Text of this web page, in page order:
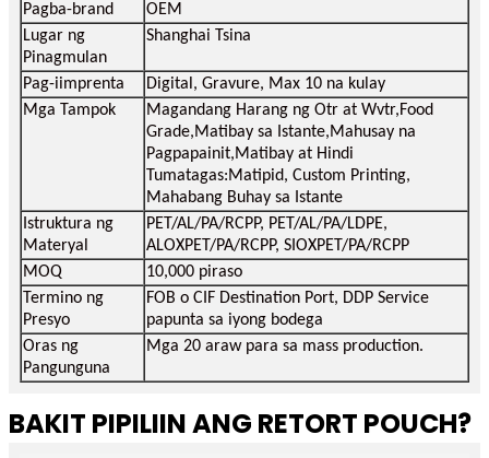
Pagba-brand
OEM
Lugar ng
Pinagmulan
Shanghai Tsina
Pag-iimprenta
Digital, Gravure, Max 10 na kulay
Mga Tampok
Magandang Harang ng Otr at Wvtr,Food
Grade,Matibay sa Istante,Mahusay na
Pagpapainit,Matibay at Hindi
Tumatagas:Matipid, Custom Printing,
Mahabang Buhay sa Istante
Istruktura ng
Materyal
PET/AL/PA/RCPP, PET/AL/PA/LDPE,
ALOXPET/PA/RCPP, SIOXPET/PA/RCPP
MOQ
10,000 piraso
Termino ng
Presyo
FOB o CIF Destination Port, DDP Service
papunta sa iyong bodega
Oras ng
Pangunguna
Mga 20 araw para sa mass production.
BAKIT PIPILIIN ANG RETORT POUCH?